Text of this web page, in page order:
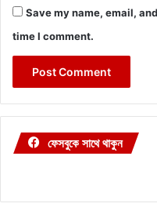
Save my name, email,
time I comment.
ফেসবুকে সাথে থাকুন